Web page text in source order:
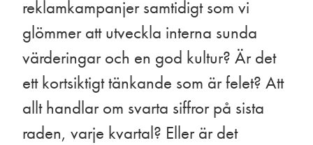
reklamkampanjer samtidigt som vi
glömmer att utveckla interna sunda
värderingar och en god kultur? Är det
ett kortsiktigt tänkande som är felet? Att
allt handlar om svarta siffror på sista
raden, varje kvartal? Eller är det